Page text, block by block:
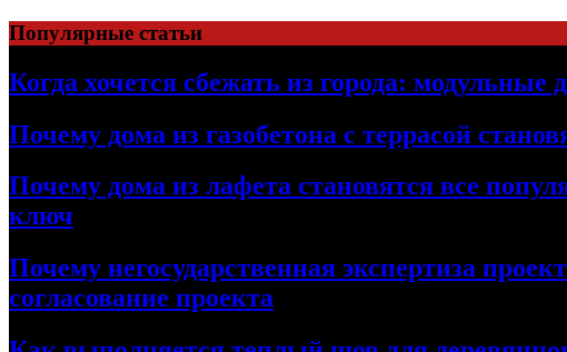
Перейти
к
содержимому
Популярные статьи
Когда хочется сбежать из города:
Почему дома из газобетона с террасой
Почему дома из лафета становятся все
ключ
Почему негосударственная экспертиза
согласование проекта